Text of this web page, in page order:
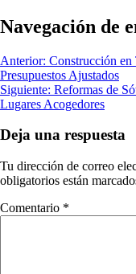
Navegación de
Anterior: Construcción en
Presupuestos Ajustados
Siguiente: Reformas de
Lugares Acogedores
Deja una respuesta
Tu dirección de correo
obligatorios están
Comentario *